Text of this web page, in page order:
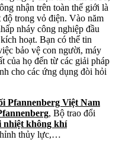
nhận trên toàn thế giới là
độ trong vỏ điện. Vào năm
nháy công nghiệp đầu
hoạt. Bạn có thể tin
bảo vệ con người, máy
của họ đến từ các giải pháp
cho các ứng dụng đòi hỏi
Pfannenberg Việt Nam
, Bộ trao đổi
nhiệt không khí
thủy lực,…